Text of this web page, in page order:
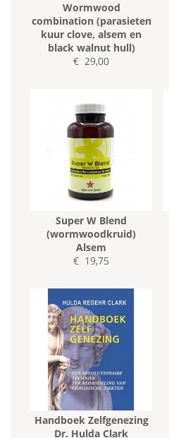
Wormwood
combination (parasieten
kuur clove, alsem en
black walnut hull)
€ 29,00
Super W Blend
(wormwoodkruid)
Alsem
€ 19,75
Handboek Zelfgenezing
Dr. Hulda Clark